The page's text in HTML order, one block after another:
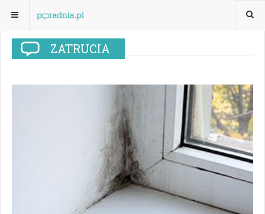
ZATRUCIA